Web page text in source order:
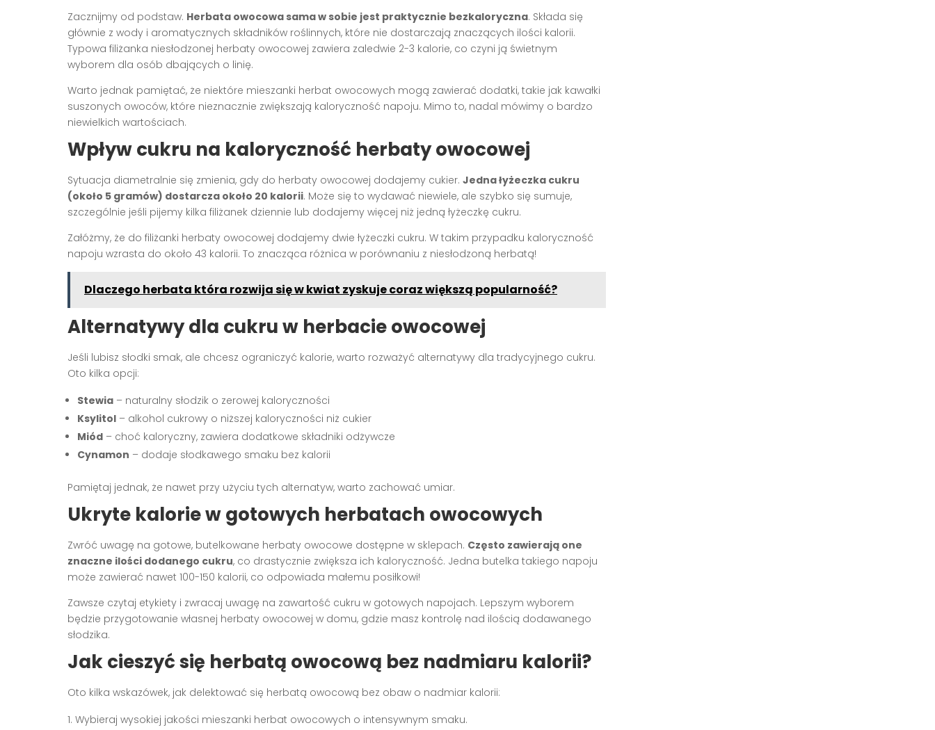
Zacznijmy od podstaw. Herbata owocowa sama w sobie jest praktycznie bezkaloryczna. Składa się
głównie z wody i aromatycznych składników roślinnych, które nie dostarczają znaczących ilości kalorii.
Typowa filiżanka niesłodzonej herbaty owocowej zawiera zaledwie 2-3 kalorie, co czyni ją świetnym
wyborem dla osób dbających o linię.
Warto jednak pamiętać, że niektóre mieszanki herbat owocowych mogą zawierać dodatki, takie jak kawałki
suszonych owoców, które nieznacznie zwiększają kaloryczność napoju. Mimo to, nadal mówimy o bardzo
niewielkich wartościach.
Wpływ cukru na kaloryczność herbaty owocowej
Sytuacja diametralnie się zmienia, gdy do herbaty owocowej dodajemy cukier. Jedna łyżeczka cukru
(około 5 gramów) dostarcza około 20 kalorii. Może się to wydawać niewiele, ale szybko się sumuje,
szczególnie jeśli pijemy kilka filiżanek dziennie lub dodajemy więcej niż jedną łyżeczkę cukru.
Załóżmy, że do filiżanki herbaty owocowej dodajemy dwie łyżeczki cukru. W takim przypadku kaloryczność
napoju wzrasta do około 43 kalorii. To znacząca różnica w porównaniu z niesłodzoną herbatą!
Dlaczego herbata która rozwija się w kwiat zyskuje coraz większą popularność?
Alternatywy dla cukru w herbacie owocowej
Jeśli lubisz słodki smak, ale chcesz ograniczyć kalorie, warto rozważyć alternatywy dla tradycyjnego cukru.
Oto kilka opcji:
Stewia – naturalny słodzik o zerowej kaloryczności
Ksylitol – alkohol cukrowy o niższej kaloryczności niż cukier
Miód – choć kaloryczny, zawiera dodatkowe składniki odżywcze
Cynamon – dodaje słodkawego smaku bez kalorii
Pamiętaj jednak, że nawet przy użyciu tych alternatyw, warto zachować umiar.
Ukryte kalorie w gotowych herbatach owocowych
Zwróć uwagę na gotowe, butelkowane herbaty owocowe dostępne w sklepach. Często zawierają one
znaczne ilości dodanego cukru, co drastycznie zwiększa ich kaloryczność. Jedna butelka takiego napoju
może zawierać nawet 100-150 kalorii, co odpowiada małemu posiłkowi!
Zawsze czytaj etykiety i zwracaj uwagę na zawartość cukru w gotowych napojach. Lepszym wyborem
będzie przygotowanie własnej herbaty owocowej w domu, gdzie masz kontrolę nad ilością dodawanego
słodzika.
Jak cieszyć się herbatą owocową bez nadmiaru kalorii?
Oto kilka wskazówek, jak delektować się herbatą owocową bez obaw o nadmiar kalorii:
Wybieraj wysokiej jakości mieszanki herbat owocowych o intensywnym smaku.